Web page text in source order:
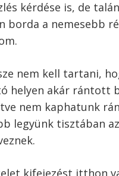
hús egy pici citromlével az
hús alatt?
készül a
hús kifejezés